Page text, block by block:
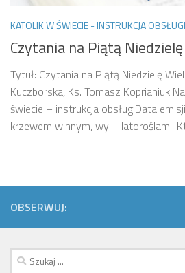
KATOLIK W ŚWIECIE - INSTRUKCJA OBSŁUGI
Czytania na Piątą
Tytuł: Czytania na Piątą Niedzielę
Kuczborska, Ks. Tomasz Koprianiuk
świecie – instrukcja obsługiData
krzewem winnym, wy – latoroślami.
OBSERWUJ:
Szukaj: